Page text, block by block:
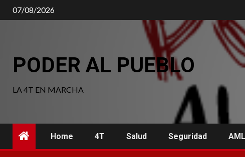
Saltar
al
07/08/2026
PODER AL PUEBLO
LA 4T EN MARCHA
Home 4T Salud Seguridad